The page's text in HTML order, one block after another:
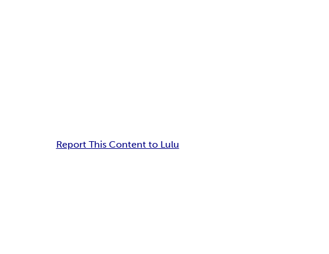
Report This Content to Lulu